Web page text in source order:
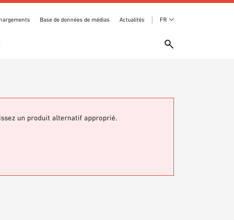
Base de données de médias Actualités FR
un produit alternatif approprié.